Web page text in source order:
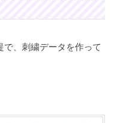
で、刺繍データを作って